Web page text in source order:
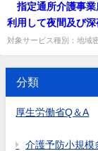
いと考えるが如何。
介護報酬「口腔機能向上
ス）」質問口腔機能向上
指定通所介護事業
利用して夜間及び深
所介護以外のサー
る事業所について
４月１日から届出
るが、本届出が行わ
場合の罰則等の規定
対象サービス種別：地域
定通所介護事業所の設備
分類
厚生労働省Q＆A
介護予防小規模